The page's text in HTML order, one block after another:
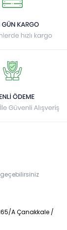
A Çanakkale /